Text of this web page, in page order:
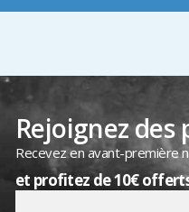
Rejoignez des
Recevez en avant-première
et profitez de 10€